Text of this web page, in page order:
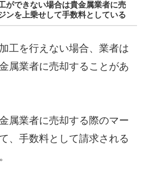
ができない場合は貴金属業者に売
ンを上乗せして手数料としている
工を行えない場合、業者は
属業者に売却することがあ
属業者に売却する際のマー
、手数料として請求される